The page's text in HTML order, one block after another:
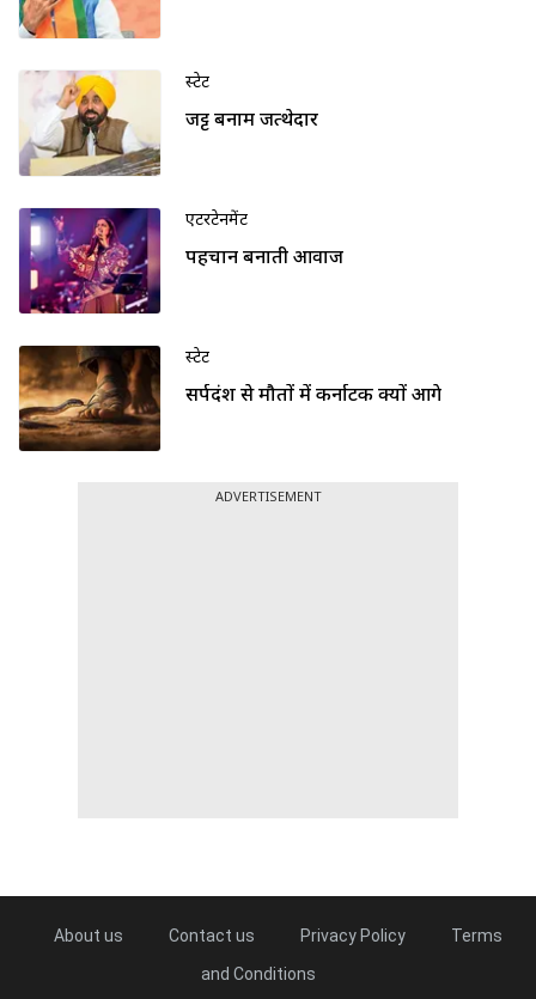
स्टेट
जट्ट बनाम जत्थेदार
एंटरटेनमेंट
पहचान बनाती आवाज
स्टेट
सर्पदंश से मौतों में कर्नाटक क्यों आगे
ADVERTISEMENT
About us Contact us Privacy Policy
Terms
and Conditions